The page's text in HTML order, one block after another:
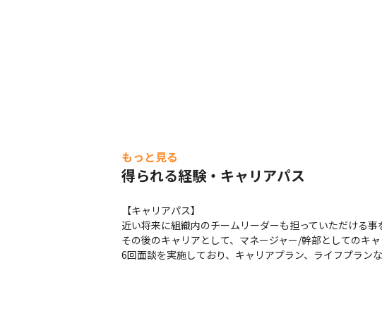
もっと見る
得られる経験・キャリアパス
【キャリアパス】
近い将来に組織内のチームリーダーも担っていただける事
その後のキャリアとして、マネージャー/幹部としてのキ
6回面談を実施しており、キャリアプラン、ライフプラン